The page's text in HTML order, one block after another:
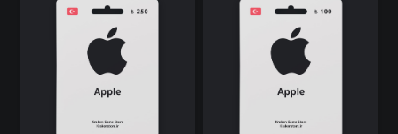
نحوه ثبت و دریافت سفارش